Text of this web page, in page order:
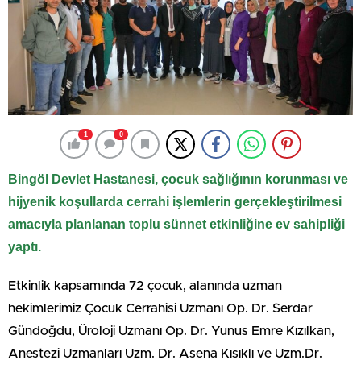
1 0
Bingöl Devlet Hastanesi, çocuk sağlığının korunması ve
hijyenik koşullarda cerrahi işlemlerin gerçekleştirilmesi
amacıyla planlanan toplu sünnet etkinliğine ev sahipliği
yaptı.
Etkinlik kapsamında 72 çocuk, alanında uzman
hekimlerimiz Çocuk Cerrahisi Uzmanı Op. Dr. Serdar
Gündoğdu, Üroloji Uzmanı Op. Dr. Yunus Emre Kızılkan,
Anestezi Uzmanları Uzm. Dr. Asena Kısıklı ve Uzm.Dr.